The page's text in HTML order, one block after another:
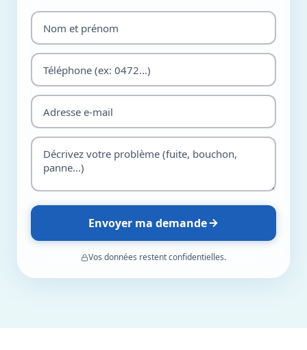
Envoyer ma demande
Vos données restent confidentielles.